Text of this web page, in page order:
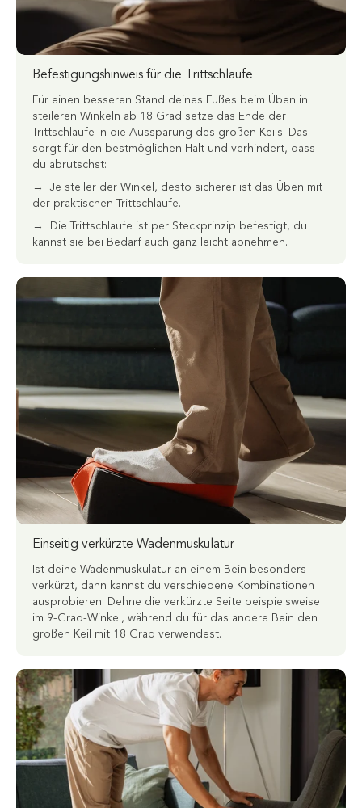
Befestigungshinweis für die Trittschlaufe
Für einen besseren Stand deines Fußes beim Üben in
steileren Winkeln ab 18 Grad setze das Ende der
Trittschlaufe in die Aussparung des großen Keils. Das
sorgt für den bestmöglichen Halt und verhindert, dass
du abrutschst:
→ Je steiler der Winkel, desto sicherer ist das Üben mit
der praktischen Trittschlaufe.
→ Die Trittschlaufe ist per Steckprinzip befestigt, du
kannst sie bei Bedarf auch ganz leicht abnehmen.
Einseitig verkürzte Wadenmuskulatur
Ist deine Wadenmuskulatur an einem Bein besonders
verkürzt, dann kannst du verschiedene Kombinationen
ausprobieren: Dehne die verkürzte Seite beispielsweise
im 9-Grad-Winkel, während du für das andere Bein den
großen Keil mit 18 Grad verwendest.